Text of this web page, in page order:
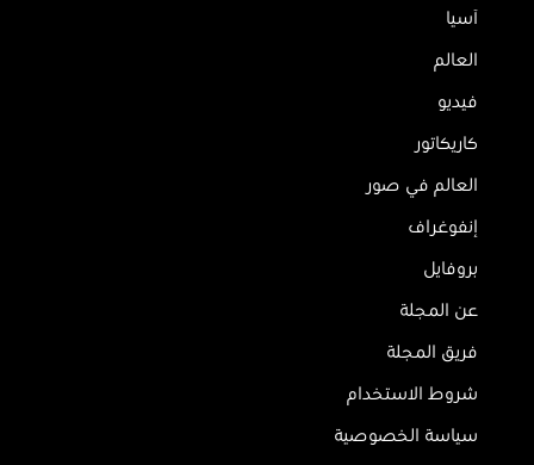
آسيا
العالم
فيديو
كاريكاتور
العالم في صور
إنفوغراف
بروفايل
عن المجلة
فريق المجلة
شروط الاستخدام
سياسة الخصوصية